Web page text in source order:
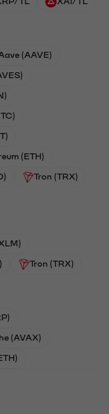
(AAVE)
(ETH)
Tron (TRX)
Tron (TRX)
(AVAX)